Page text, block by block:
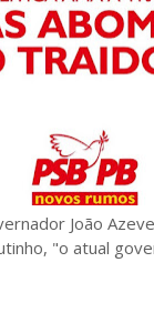
João
"o atual